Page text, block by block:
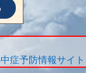
症予防情報サイト